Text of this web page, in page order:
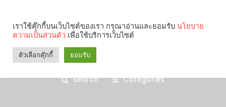
Search Categories
เราใช้คุ๊กกี้บนเว็บไซต์ของเรา กรุณาอ่านและยอมรับ นโยบาย
ความเป็นส่วนตัว เพื่อใช้บริการเว็บไซต์
ตัวเลือกคุ๊กกี้ ยอมรับ